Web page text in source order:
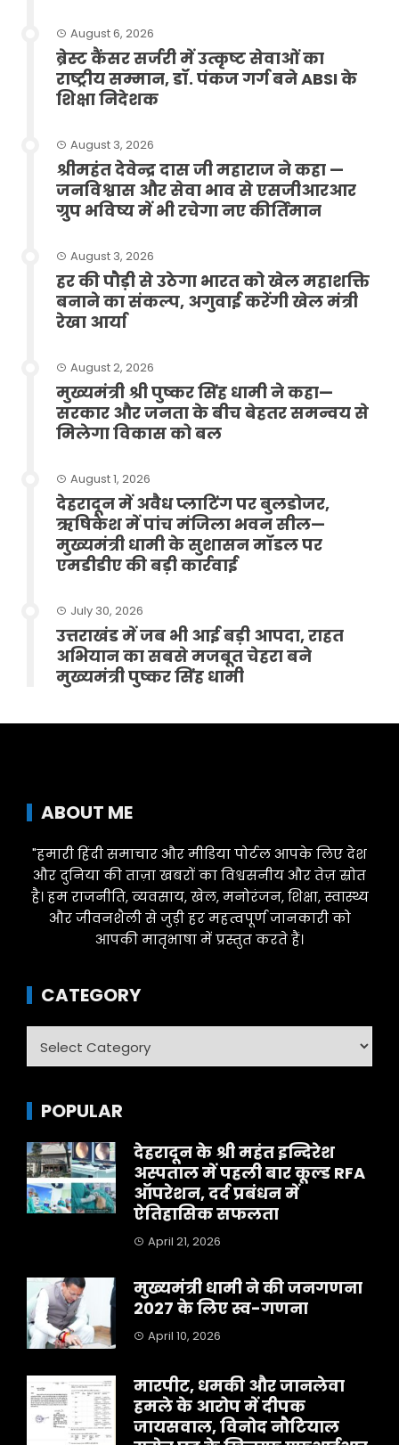
August 6, 2026
ब्रेस्ट कैंसर सर्जरी में उत्कृष्ट सेवाओं का
राष्ट्रीय सम्मान, डॉ. पंकज गर्ग बने ABSI के
शिक्षा निदेशक
August 3, 2026
श्रीमहंत देवेन्द्र दास जी महाराज ने कहा —
जनविश्वास और सेवा भाव से एसजीआरआर
ग्रुप भविष्य में भी रचेगा नए कीर्तिमान
August 3, 2026
हर की पौड़ी से उठेगा भारत को खेल महाशक्ति
बनाने का संकल्प, अगुवाई करेंगी खेल मंत्री
रेखा आर्या
August 2, 2026
मुख्यमंत्री श्री पुष्कर सिंह धामी ने कहा—
सरकार और जनता के बीच बेहतर समन्वय से
मिलेगा विकास को बल
August 1, 2026
देहरादून में अवैध प्लाटिंग पर बुलडोजर,
ऋषिकेश में पांच मंजिला भवन सील—
मुख्यमंत्री धामी के सुशासन मॉडल पर
एमडीडीए की बड़ी कार्रवाई
July 30, 2026
उत्तराखंड में जब भी आई बड़ी आपदा, राहत
अभियान का सबसे मजबूत चेहरा बने
मुख्यमंत्री पुष्कर सिंह धामी
ABOUT ME
"हमारी हिंदी समाचार और मीडिया पोर्टल आपके लिए देश
और दुनिया की ताज़ा खबरों का विश्वसनीय और तेज़ स्रोत
है। हम राजनीति, व्यवसाय, खेल, मनोरंजन, शिक्षा, स्वास्थ्य
और जीवनशैली से जुड़ी हर महत्वपूर्ण जानकारी को
आपकी मातृभाषा में प्रस्तुत करते हैं।
CATEGORY
POPULAR
देहरादून के श्री महंत इन्दिरेश
अस्पताल में पहली बार कूल्ड RFA
ऑपरेशन, दर्द प्रबंधन में
ऐतिहासिक सफलता
April 21, 2026
मुख्यमंत्री धामी ने की जनगणना
2027 के लिए स्व-गणना
April 10, 2026
मारपीट, धमकी और जानलेवा
हमले के आरोप में दीपक
जायसवाल, विनोद नौटियाल